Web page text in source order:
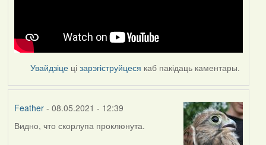
Увайдзіце цізарэгіструйцеся каб пакідаць каментары.
Feather- 08.05.2021 - 12:39
Видно, что скорлупа проклюнута.